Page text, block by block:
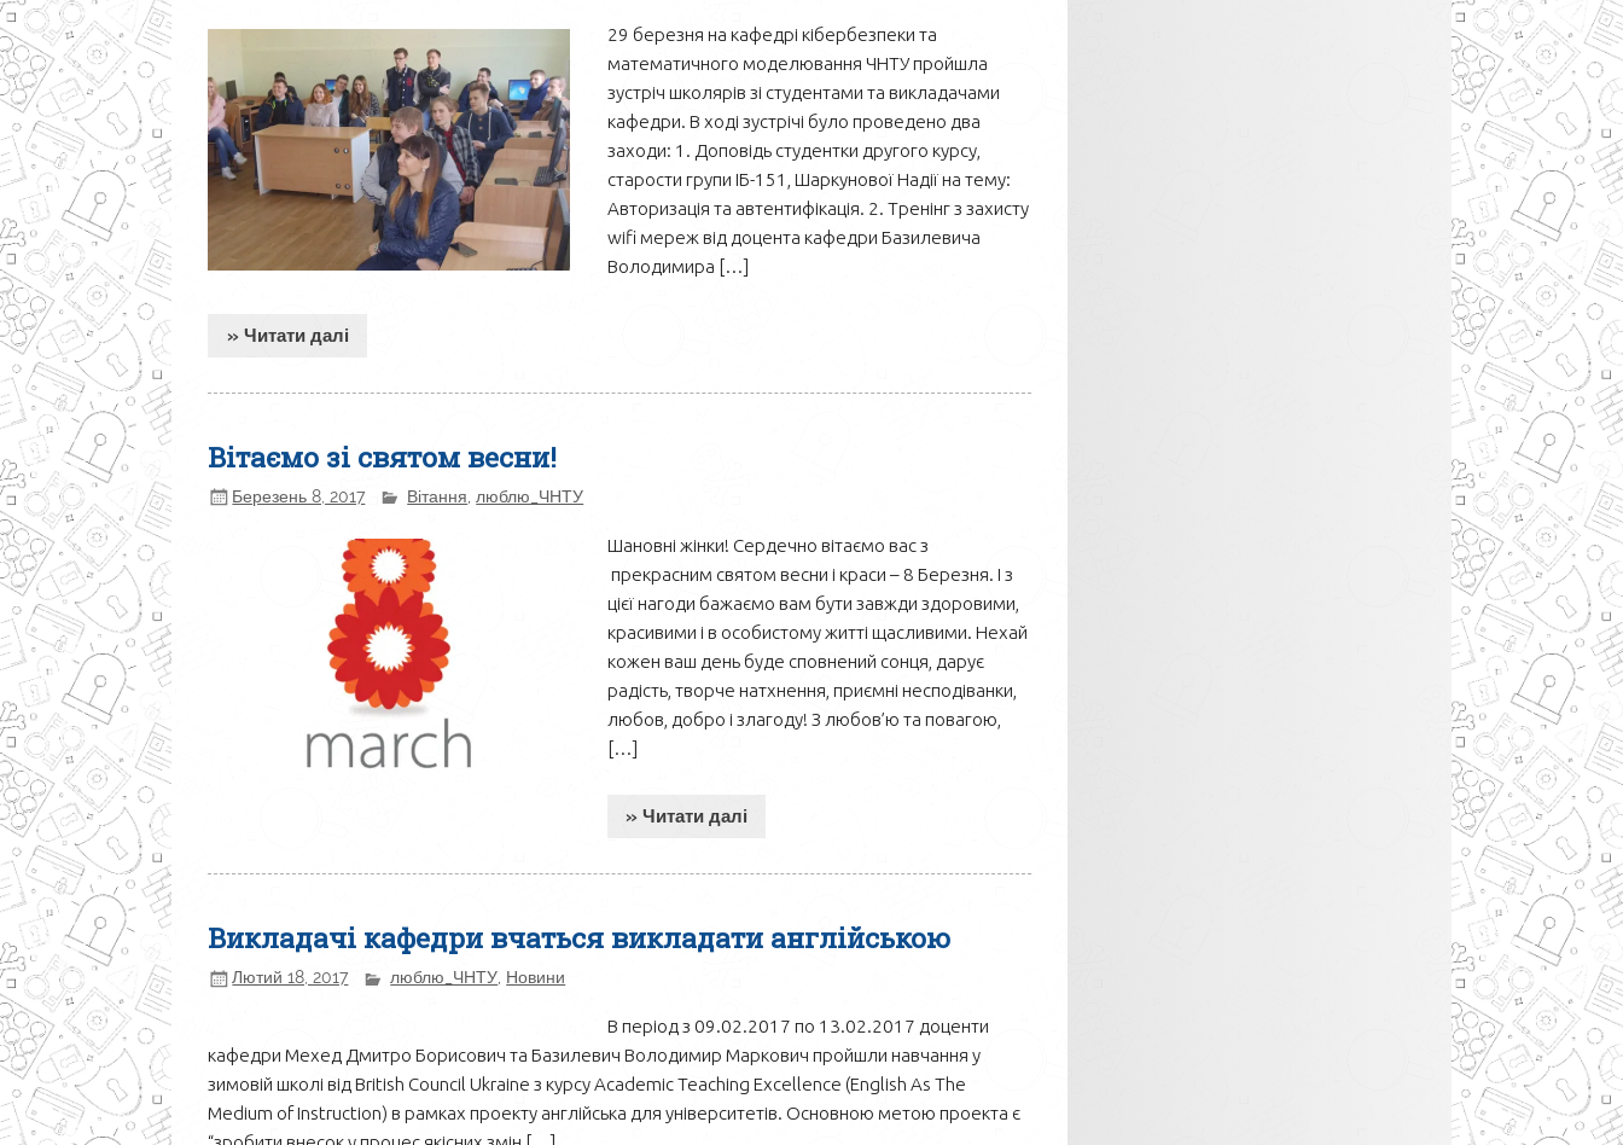
29 березня на кафедрі кібербезпеки та
математичного моделювання ЧНТУ пройшла
зустріч школярів зі студентами та викладачами
кафедри. В ході зустрічі було проведено два
заходи: 1. Доповідь студентки другого курсу,
старости групи ІБ-151, Шаркунової Надії на тему:
Авторизація та автентифікація. 2. Тренінг з захисту
wifi мереж від доцента кафедри Базилевича
Володимира […]
» Читати далі
Вітаємо зі святом весни!
Березень 8, 2017 Вітання люблю_ЧНТУ
Шановні жінки! Сердечно вітаємо вас з
прекрасним святом весни і краси – 8 Березня. І з
цієї нагоди бажаємо вам бути завжди здоровими,
красивими і в особистому житті щасливими. Нехай
кожен ваш день буде сповнений сонця, дарує
радість, творче натхнення, приємні несподіванки,
любов, добро і злагоду! З любов’ю та повагою,
[…]
» Читати далі
Викладачі кафедри вчаться викладати англійською
Лютий 18, 2017 люблю_ЧНТУ, Новини
В період з 09.02.2017 по 13.02.2017 доценти
кафедри Мехед Дмитро Борисович та Базилевич Володимир Маркович пройшли навчання у
зимовій школі від British Council Ukraine з курсу Academic Teaching Excellence (English As The
Medium of Instruction) в рамках проекту англійська для університетів. Основною метою проекта є